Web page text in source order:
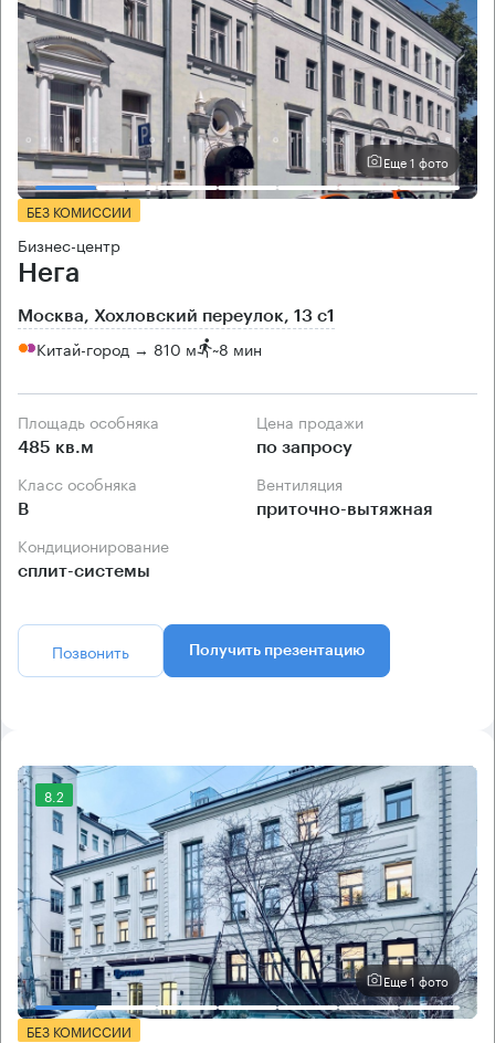
Еще 1 фото
БЕЗ КОМИССИИ
Бизнес-центр
Нега
Москва, Хохловский переулок, 13 с1
Китай-город → 810 м ~8 мин
Площадь особняка
485 кв.м
Цена продажи
по запросу
Класс особняка
B
Вентиляция
приточно-вытяжная
Кондиционирование
сплит-системы
Позвонить Получить презентацию
8.2
Еще 1 фото
БЕЗ КОМИССИИ